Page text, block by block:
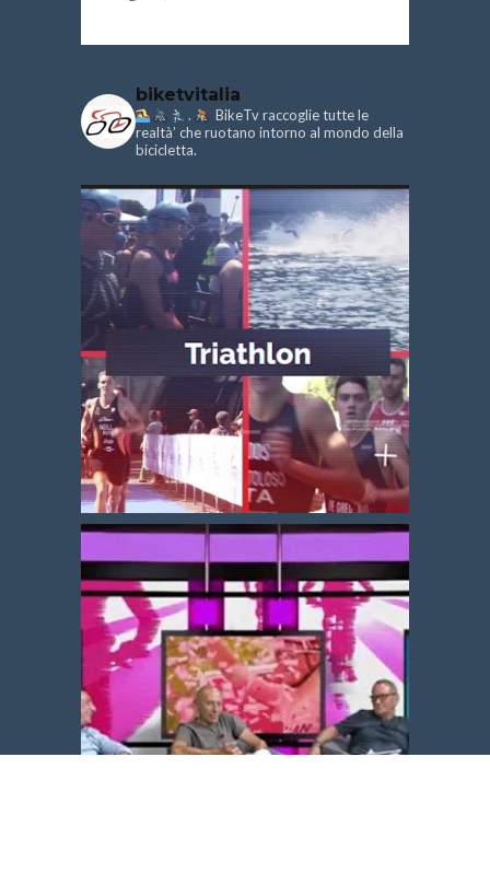
biketvitalia
.
BikeTv raccoglie tutte le
realtà’ che ruotano intorno al mondo della
bicicletta.